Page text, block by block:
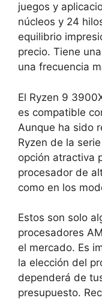
juegos y
núcleos y 24
equilibrio
precio. Tiene
una frecuencia
El Ryzen 9
es compatible
Aunque ha sido
Ryzen de la
opción atractiva
procesador de
como en los
Estos son solo
procesadores
el mercado. Es
la elección del
dependerá de
presupuesto.